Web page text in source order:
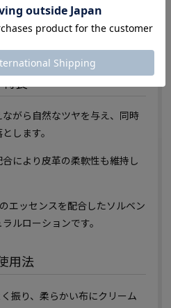
き革)の財布、ベルト、鞄、バ
。
特長
がら自然なツヤを与え、同時
します。
により皮革の柔軟性も維持し
エッセンスを配合したソルベン
ルローションです。
用法
振り、柔らかい布にクリーム